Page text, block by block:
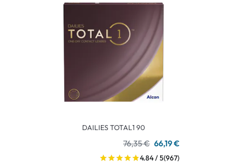
DAILIES TOTAL1 90
76,35 € 66,19 €
4.84 / 5(967)